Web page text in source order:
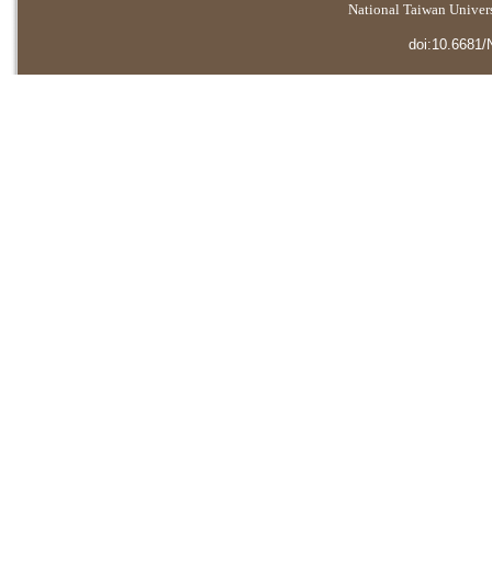
National Taiwan
doi:10.6681/